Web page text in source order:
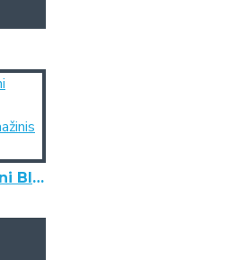
Aspen Pumps Mini Blanc deluxe kondicionieriaus drenažinis siurbliukas